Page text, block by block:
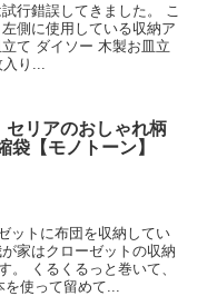
行錯誤してきました。 こ
側に使用している収納ア
て ダイソー 木製お皿立
り...
セリアのおしゃれ柄
袋【モノトーン】
ットに布団を収納してい
家はクローゼットの収納
。 くるくるっと巻いて、
使って留めて...